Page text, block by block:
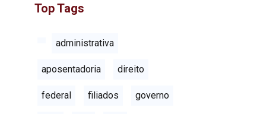
Top Tags
administrativa
aposentadoria direito
federal filiados governo